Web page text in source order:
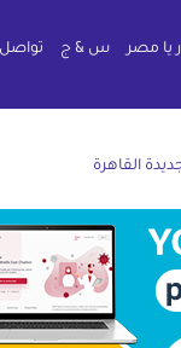
يا مصر س & ج